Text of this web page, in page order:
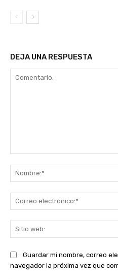
DEJA UNA RESPUESTA
Guardar mi nombre, correo
navegador la próxima vez que